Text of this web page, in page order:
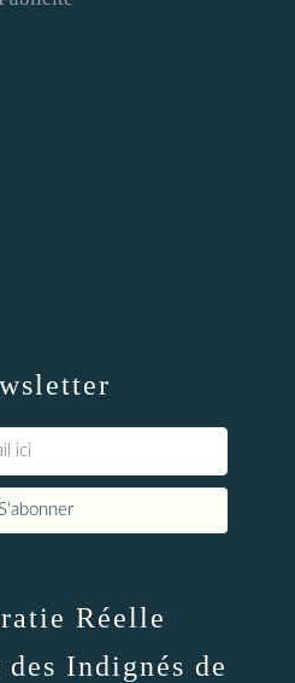
Réelle
Indignés de